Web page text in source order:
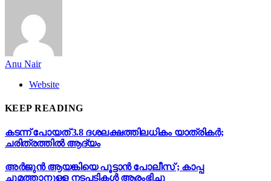
Anu Nair
Website
KEEP READING
കടന്ന് പോയത് 3.8 ദശലക്ഷത്തിലധികം യാത്രികർ;
ചരിത്രത്തിൽ ആദ്യം
അർജുൻ ആയങ്കിയെ പൂട്ടാൻ പോലീസ് ; കാപ്പ
ചുമത്താനുള്ള നടപടികൾ ആരംഭിച്ചു